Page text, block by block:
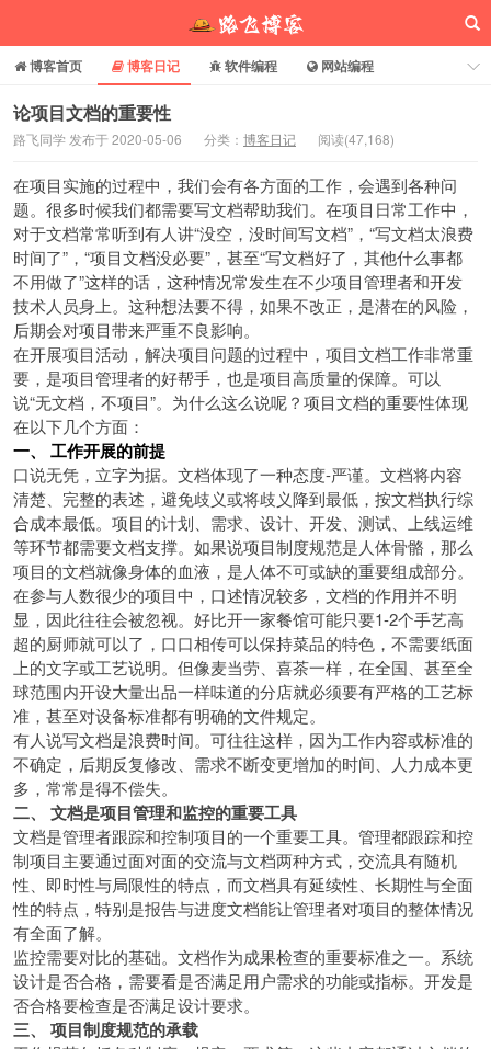
路飞博客
博客首页 博客日记 软件编程
网站编程
电脑常识
分享乐园
论项目文档的重要性
路飞同学 发布于 2020-05-06 分类： 博客日记 阅读(47,168)
在项目实施的过程中，我们会有各方面的工作，会遇到各种问
题。很多时候我们都需要写文档帮助我们。在项目日常工作中，
对于文档常常听到有人讲“没空，没时间写文档”，“写文档太浪费
时间了”，“项目文档没必要”，甚至“写文档好了，其他什么事都
不用做了”这样的话，这种情况常发生在不少项目管理者和开发
技术人员身上。这种想法要不得，如果不改正，是潜在的风险，
后期会对项目带来严重不良影响。
在开展项目活动，解决项目问题的过程中，项目文档工作非常重
要，是项目管理者的好帮手，也是项目高质量的保障。可以
说“无文档，不项目”。为什么这么说呢？项目文档的重要性体现
在以下几个方面：
一、 工作开展的前提
口说无凭，立字为据。文档体现了一种态度-严谨。文档将内容
清楚、完整的表述，避免歧义或将歧义降到最低，按文档执行综
合成本最低。项目的计划、需求、设计、开发、测试、上线运维
等环节都需要文档支撑。如果说项目制度规范是人体骨骼，那么
项目的文档就像身体的血液，是人体不可或缺的重要组成部分。
在参与人数很少的项目中，口述情况较多，文档的作用并不明
显，因此往往会被忽视。好比开一家餐馆可能只要1-2个手艺高
超的厨师就可以了，口口相传可以保持菜品的特色，不需要纸面
上的文字或工艺说明。但像麦当劳、喜茶一样，在全国、甚至全
球范围内开设大量出品一样味道的分店就必须要有严格的工艺标
准，甚至对设备标准都有明确的文件规定。
有人说写文档是浪费时间。可往往这样，因为工作内容或标准的
不确定，后期反复修改、需求不断变更增加的时间、人力成本更
多，常常是得不偿失。
二、 文档是项目管理和监控的重要工具
文档是管理者跟踪和控制项目的一个重要工具。管理都跟踪和控
制项目主要通过面对面的交流与文档两种方式，交流具有随机
性、即时性与局限性的特点，而文档具有延续性、长期性与全面
性的特点，特别是报告与进度文档能让管理者对项目的整体情况
有全面了解。
监控需要对比的基础。文档作为成果检查的重要标准之一。系统
设计是否合格，需要看是否满足用户需求的功能或指标。开发是
否合格要检查是否满足设计要求。
三、 项目制度规范的承载